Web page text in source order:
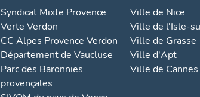
Syndicat Mixte Provence
Verte Verdon
CC Alpes Provence Verdon
Département de Vaucluse
Parc des Baronnies
provençales
Ville de Nice
Ville de l'Isle-
Ville de Grasse
Ville d'Apt
Ville de